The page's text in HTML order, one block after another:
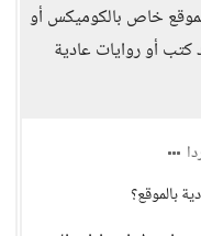
خاص بالكوميكس أو
أو روايات عادية
بالموقع؟